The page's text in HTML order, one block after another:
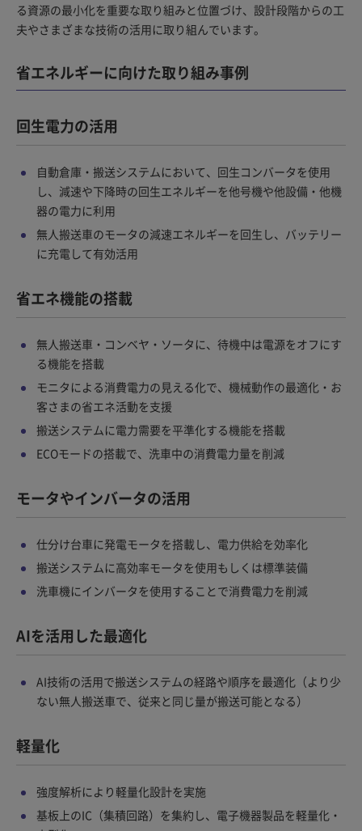
る資源の最小化を重要な取り組みと位置づけ、設計段階からの工
夫やさまざまな技術の活用に取り組んでいます。
省エネルギーに向けた取り組み事例
回生電力の活用
自動倉庫・搬送システムにおいて、回生コンバータを使用
し、減速や下降時の回生エネルギーを他号機や他設備・他機
器の電力に利用
無人搬送車のモータの減速エネルギーを回生し、バッテリー
に充電して有効活用
省エネ機能の搭載
無人搬送車・コンベヤ・ソータに、待機中は電源をオフにす
る機能を搭載
モニタによる消費電力の見える化で、機械動作の最適化・お
客さまの省エネ活動を支援
搬送システムに電力需要を平準化する機能を搭載
ECOモードの搭載で、洗車中の消費電力量を削減
モータやインバータの活用
仕分け台車に発電モータを搭載し、電力供給を効率化
搬送システムに高効率モータを使用もしくは標準装備
洗車機にインバータを使用することで消費電力を削減
AIを活用した最適化
AI技術の活用で搬送システムの経路や順序を最適化（より少
ない無人搬送車で、従来と同じ量が搬送可能となる）
軽量化
強度解析により軽量化設計を実施
基板上のIC（集積回路）を集約し、電子機器製品を軽量化・